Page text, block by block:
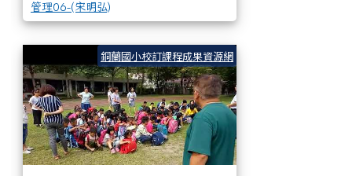
管理06-(宋明弘)
銅蘭國小校訂課程成果資源網